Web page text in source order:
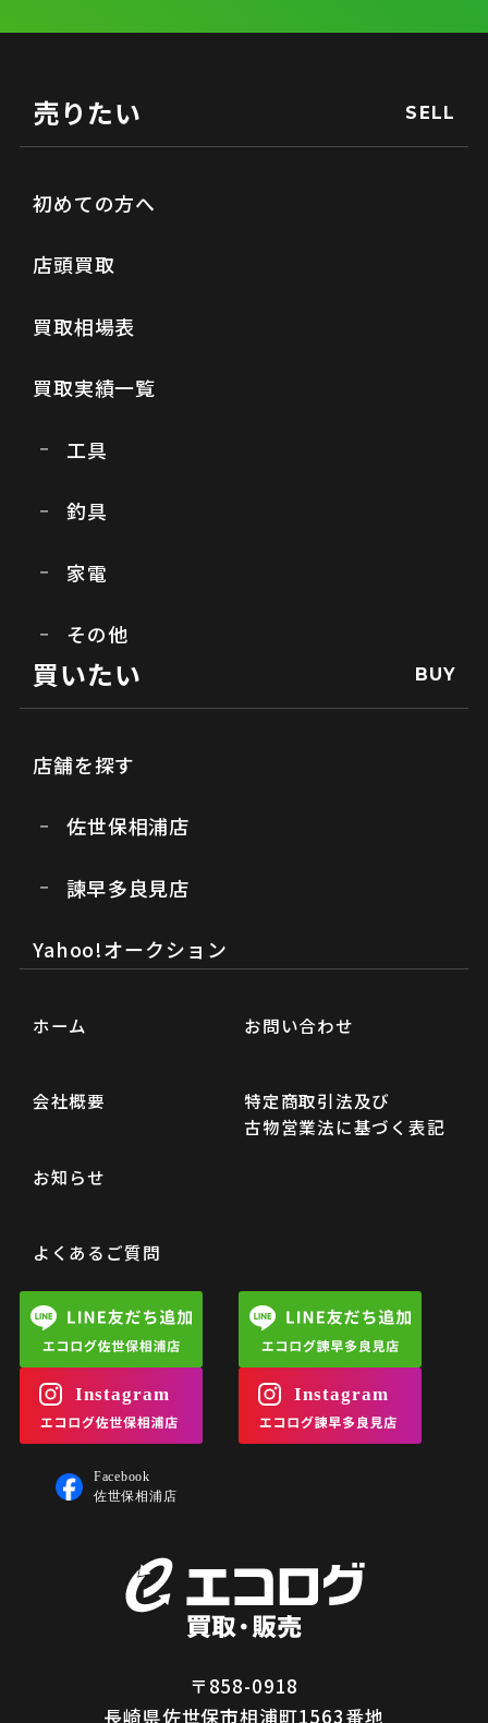
売りたい SELL
初めての方へ
店頭買取
買取相場表
買取実績一覧
工具
釣具
家電
その他
買いたい BUY
店舗を探す
佐世保相浦店
諫早多良見店
Yahoo!オークション
ホーム
会社概要
お知らせ
よくあるご質問
お問い合わせ
特定商取引法及び
古物営業法に基づく表記
〒858-0918
長崎県佐世保市相浦町1563番地